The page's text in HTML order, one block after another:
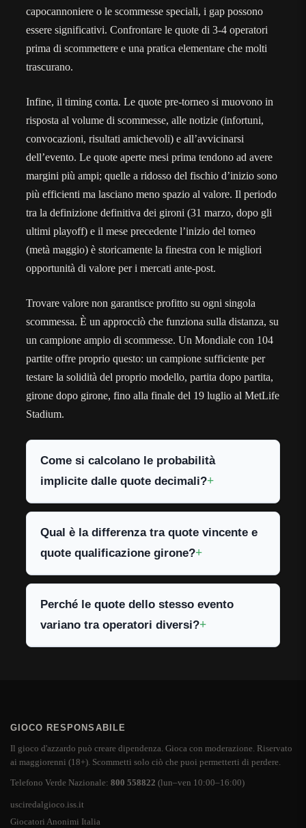
capocannoniere o le scommesse speciali, i gap possono
essere significativi. Confrontare le quote di 3-4 operatori
prima di scommettere e una pratica elementare che molti
trascurano.
Infine, il timing conta. Le quote pre-torneo si muovono in
risposta al volume di scommesse, alle notizie (infortuni,
convocazioni, risultati amichevoli) e all’avvicinarsi
dell’evento. Le quote aperte mesi prima tendono ad avere
margini più ampi; quelle a ridosso del fischio d’inizio sono
più efficienti ma lasciano meno spazio al valore. Il periodo
tra la definizione definitiva dei gironi (31 marzo, dopo gli
ultimi playoff) e il mese precedente l’inizio del torneo
(metà maggio) è storicamente la finestra con le migliori
opportunità di valore per i mercati ante-post.
Trovare valore non garantisce profitto su ogni singola
scommessa. È un approcciò che funziona sulla distanza, su
un campione ampio di scommesse. Un Mondiale con 104
partite offre proprio questo: un campione sufficiente per
testare la solidità del proprio modello, partita dopo partita,
girone dopo girone, fino alla finale del 19 luglio al MetLife
Stadium.
Come si calcolano le probabilità
implicite dalle quote decimali?
Qual è la differenza tra quote vincente e
quote qualificazione girone?
Perché le quote dello stesso evento
variano tra operatori diversi?
GIOCO RESPONSABILE
Il gioco d'azzardo può creare dipendenza. Gioca con moderazione. Riservato
ai maggiorenni (18+). Scommetti solo ciò che puoi permetterti di perdere.
Telefono Verde Nazionale: 800 558822 (lun–ven 10:00–16:00)
usciredalgioco.iss.it
Giocatori Anonimi Italia